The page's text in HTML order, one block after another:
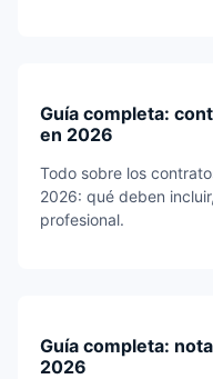
Guía completa:
en 2026
Todo sobre los
2026: qué deben
profesional.
Guía completa:
2026